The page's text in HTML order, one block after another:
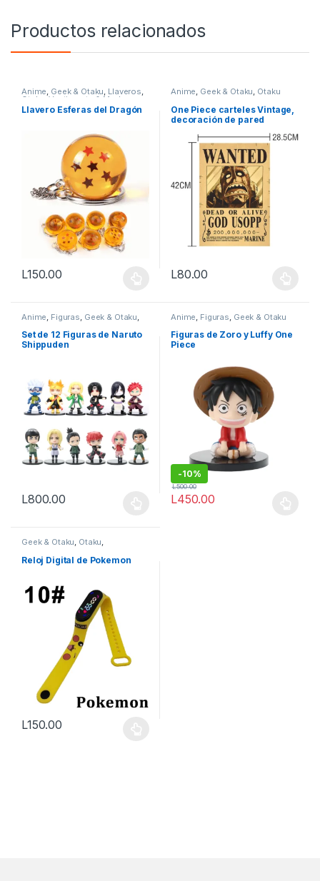
Productos relacionados
Anime, Geek & Otaku, Llaveros,
Otaku ,Vestimenta & Moda
Llavero Esferas del Dragón
L150.00
Anime, Geek & Otaku, Otaku
One Piece carteles Vintage,
decoración de pared
L80.00
Anime Figuras Geek & Otaku
Set de 12 Figuras de Naruto
Shippuden
L800.00
Anime Figuras Geek & Otaku
Figuras de Zoro y Luffy One
Piece
-10%
L450.00
L500.00
Geek & Otaku, Otaku,
Reloj Digital de Pokemon
L150.00